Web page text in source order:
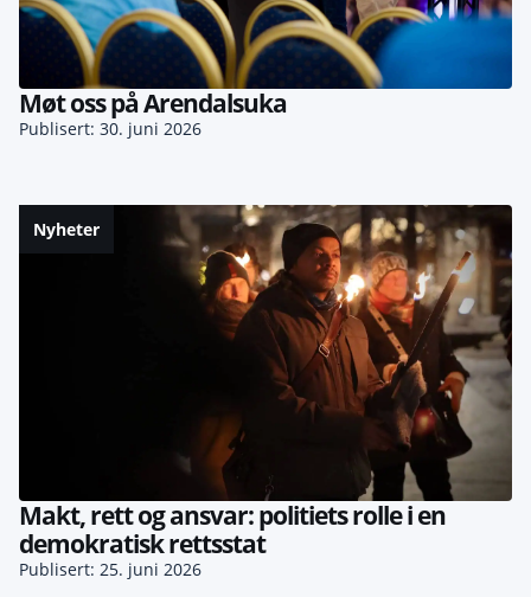
Møt oss på Arendalsuka
Publisert: 30. juni 2026
Nyheter
Makt, rett og ansvar: politiets rolle i en
demokratisk rettsstat
Publisert: 25. juni 2026